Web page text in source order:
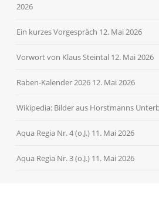
2026
Ein kurzes Vorgespräch 12. Mai 2026
Vorwort von Klaus Steintal 12. Mai 2026
Raben-Kalender 2026 12. Mai 2026
Wikipedia: Bilder aus Horstmanns
Aqua Regia Nr. 4 (o.J.) 11. Mai 2026
Aqua Regia Nr. 3 (o.J.) 11. Mai 2026